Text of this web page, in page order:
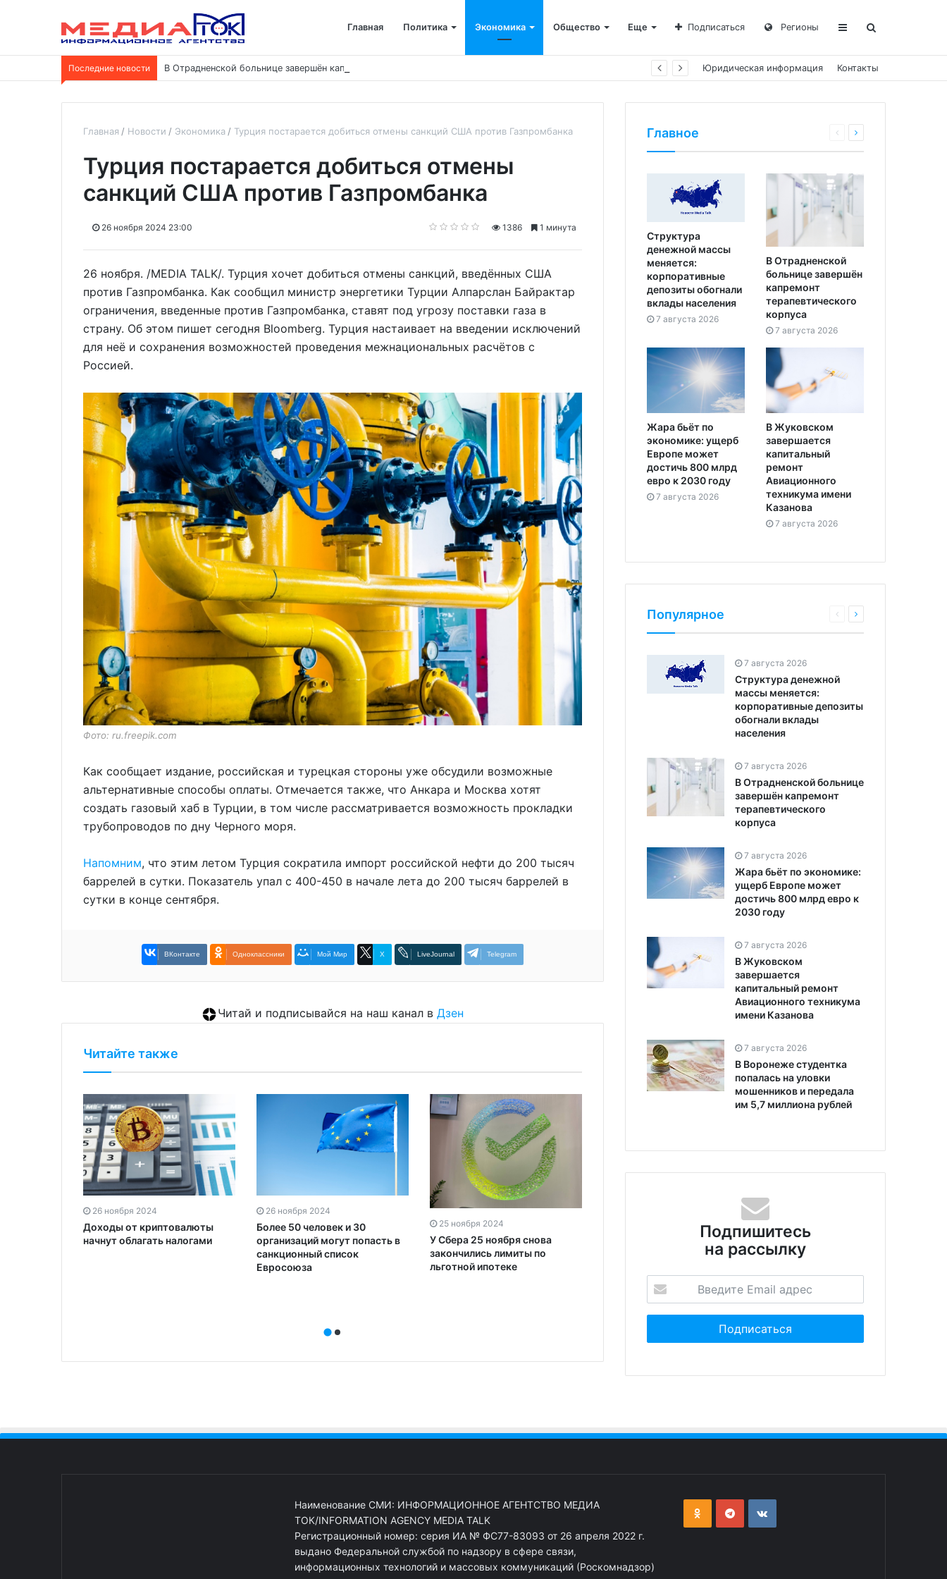
Главная Политика Экономика Общество Еще Подписаться Регионы
Последние новости В Отрадненской больнице завершён капремонт терапевтического корпуса Юридическая информация Контакты
Главная Новости Экономика Турция постарается добиться отмены санкций США против Газпромбанка
Турция постарается добиться отмены
санкций США против Газпромбанка
26 ноября 2024 23:00 1386 1 минута
26 ноября. /MEDIA TALK/. Турция хочет добиться отмены санкций, введённых США
против Газпромбанка. Как сообщил министр энергетики Турции Алпарслан Байрактар
ограничения, введенные против Газпромбанка, ставят под угрозу поставки газа в
страну. Об этом пишет сегодня Bloomberg. Турция настаивает на введении исключений
для неё и сохранения возможностей проведения межнациональных расчётов с
Россией.
Фото: ru.freepik.com
Как сообщает издание, российская и турецкая стороны уже обсудили возможные
альтернативные способы оплаты. Отмечается также, что Анкара и Москва хотят
создать газовый хаб в Турции, в том числе рассматривается возможность прокладки
трубопроводов по дну Черного моря.
Напомним, что этим летом Турция сократила импорт российской нефти до 200 тысяч
баррелей в сутки. Показатель упал с 400-450 в начале лета до 200 тысяч баррелей в
сутки в конце сентября.
ВКонтакте Одноклассники Мой Мир X LiveJournal Telegram
Читай и подписывайся на наш канал в Дзен
Читайте также
26 ноября 2024
Доходы от криптовалюты
начнут облагать налогами
26 ноября 2024
Более 50 человек и 30
организаций могут попасть в
санкционный список
Евросоюза
25 ноября 2024
У Сбера 25 ноября снова
закончились лимиты по
льготной ипотеке
оштрафовать на 9 млн рублей
Telegram снова оштрафовали
на 7 млн рублей
Главное
Структура
денежной массы
меняется:
корпоративные
депозиты обогнали
вклады населения
7 августа 2026
В Отрадненской
больнице завершён
капремонт
терапевтического
корпуса
7 августа 2026
Жара бьёт по
экономике: ущерб
Европе может
достичь 800 млрд
евро к 2030 году
7 августа 2026
В Жуковском
завершается
капитальный
ремонт
Авиационного
техникума имени
Казанова
7 августа 2026
Популярное
7 августа 2026
Структура денежной
массы меняется:
корпоративные депозиты
обогнали вклады
населения
7 августа 2026
В Отрадненской больнице
завершён капремонт
терапевтического
корпуса
7 августа 2026
Жара бьёт по экономике:
ущерб Европе может
достичь 800 млрд евро к
2030 году
7 августа 2026
В Жуковском
завершается
капитальный ремонт
Авиационного техникума
имени Казанова
7 августа 2026
В Воронеже студентка
попалась на уловки
мошенников и передала
им 5,7 миллиона рублей
Подпишитесь
на рассылку
Наименование СМИ: ИНФОРМАЦИОННОЕ АГЕНТСТВО МЕДИА
ТОК/INFORMATION AGENCY MEDIA TALK
Регистрационный номер: серия ИА № ФС77-83093 от 26 апреля 2022 г.
выдано Федеральной службой по надзору в сфере связи,
информационных технологий и массовых коммуникаций (Роскомнадзор)